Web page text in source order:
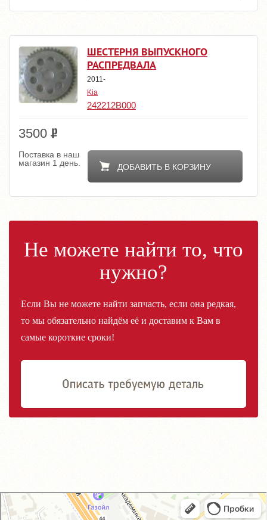
ШЕСТЕРНЯ ВЫПУСКНОГО
РАСПРЕДВАЛА
2011-
Kia
242212B000
3500
ДОБАВИТЬ В КОРЗИНУ
Поставка в наш
магазин 1 день.
Не можете найти то, что
нужно?
Если Вы не можете найти запчасть, если она редкая,
то мы обязательно найдём её и доставим к Вам в
самые короткие сроки!
GM-City&VAG-Repair
Автосервис, автотехцентр в Москве
Магазин автозапчастей и автотоваров в Москве